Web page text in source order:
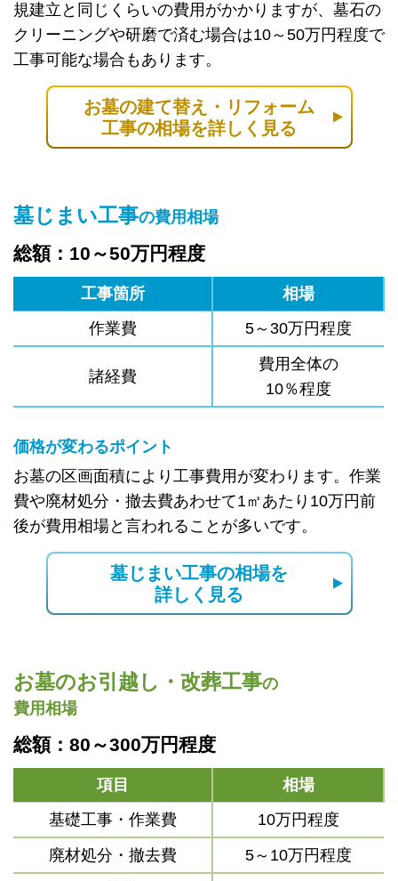
規建立と同じくらいの費用がかかりますが、墓石の
クリーニングや研磨で済む場合は10～50万円程度で
工事可能な場合もあります。
お墓の建て替え・リフォーム
工事の相場を詳しく見る
墓じまい工事の費用相場
総額：10～50万円程度
工事箇所
相場
作業費
5～30万円程度
諸経費
費用全体の
10％程度
価格が変わるポイント
お墓の区画面積により工事費用が変わります。作業
費や廃材処分・撤去費あわせて1㎡あたり10万円前
後が費用相場と言われることが多いです。
墓じまい工事の相場を
詳しく見る
お墓のお引越し・改葬工事の
費用相場
総額：80～300万円程度
項目
相場
基礎工事・作業費
10万円程度
廃材処分・撤去費
5～10万円程度